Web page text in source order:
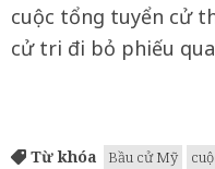
cuộc tổng tuyển cử
cử tri đi bỏ phiếu
Từ khóa Bầu cử Mỹ